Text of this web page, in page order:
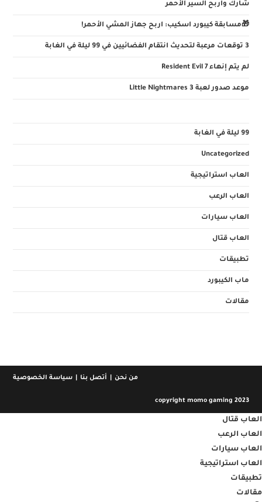
شارك واربح السير الأحمر
🎁مسابقة كيبورد اسكيب: اربح جهاز المشي الأحمر!
3 توقعات مرعبة لتحديث انتقام الفضائيين في 99 ليلة في الغابة
لم يتم إنهاء Resident Evil 7
موعد صدور لعبة Little Nightmares 3
99 ليلة في الغابة
Uncategorized
العاب استراتيجية
العاب الرعب
العاب سيارات
العاب قتال
تطبيقات
ماب الكيبورد
مقالات
من نحن أتصل بنا سياسة الخصوصية
copyright momo gaming 2023
العاب قتال
العاب الرعب
العاب سيارات
العاب استراتيجية
تطبيقات
مقالات